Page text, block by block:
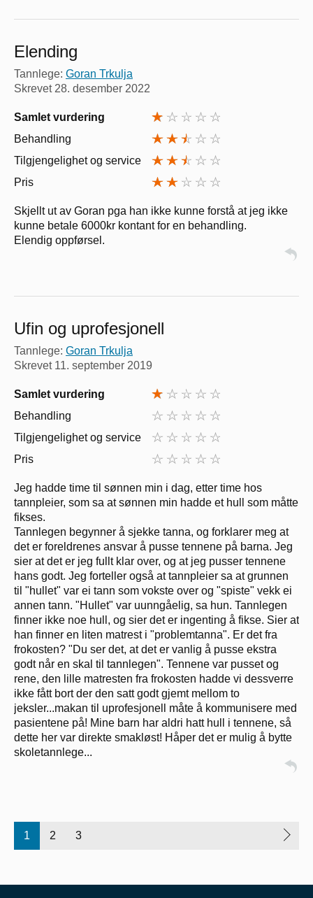
Elending
Tannlege: Goran Trkulja
Skrevet 28. desember 2022
Samlet vurdering
Behandling
Tilgjengelighet og service
Pris
Skjellt ut av Goran pga han ikke kunne forstå at jeg ikke
kunne betale 6000kr kontant for en behandling.
Elendig oppførsel.
Ufin og uprofesjonell
Tannlege: Goran Trkulja
Skrevet 11. september 2019
Samlet vurdering
Behandling
Tilgjengelighet og service
Pris
Jeg hadde time til sønnen min i dag, etter time hos
tannpleier, som sa at sønnen min hadde et hull som måtte
fikses.
Tannlegen begynner å sjekke tanna, og forklarer meg at
det er foreldrenes ansvar å pusse tennene på barna. Jeg
sier at det er jeg fullt klar over, og at jeg pusser tennene
hans godt. Jeg forteller også at tannpleier sa at grunnen
til "hullet" var ei tann som vokste over og "spiste" vekk ei
annen tann. "Hullet" var uunngåelig, sa hun. Tannlegen
finner ikke noe hull, og sier det er ingenting å fikse. Sier at
han finner en liten matrest i "problemtanna". Er det fra
frokosten? "Du ser det, at det er vanlig å pusse ekstra
godt når en skal til tannlegen". Tennene var pusset og
rene, den lille matresten fra frokosten hadde vi dessverre
ikke fått bort der den satt godt gjemt mellom to
jeksler...makan til uprofesjonell måte å kommunisere med
pasientene på! Mine barn har aldri hatt hull i tennene, så
dette her var direkte smakløst! Håper det er mulig å bytte
skoletannlege...
1 2 3